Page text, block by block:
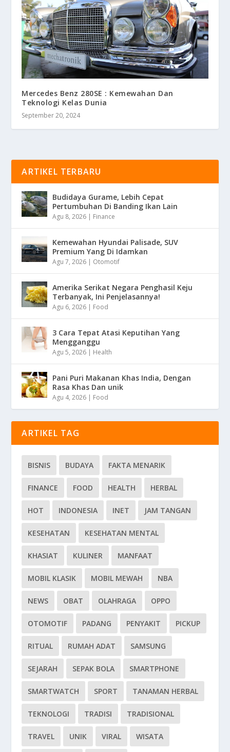
Mercedes Benz 280SE : Kemewahan Dan
Teknologi Kelas Dunia
September 20, 2024
ARTIKEL TERBARU
Budidaya Gurame, Lebih Cepat
Pertumbuhan Di Banding Ikan Lain
Agu 8, 2026 | Finance
Kemewahan Hyundai Palisade, SUV
Premium Yang Di Idamkan
Agu 7, 2026 | Otomotif
Amerika Serikat Negara Penghasil Keju
Terbanyak, Ini Penjelasannya!
Agu 6, 2026 | Food
3 Cara Tepat Atasi Keputihan Yang
Mengganggu
Agu 5, 2026 | Health
Pani Puri Makanan Khas India, Dengan
Rasa Khas Dan unik
Agu 4, 2026 | Food
ARTIKEL TAG
BISNIS BUDAYA FAKTA MENARIK
FINANCE FOOD HEALTH HERBAL
HOT INDONESIA INET JAM TANGAN
KESEHATAN KESEHATAN MENTAL
KHASIAT KULINER MANFAAT
MOBIL KLASIK MOBIL MEWAH NBA
NEWS OBAT OLAHRAGA OPPO
OTOMOTIF PADANG PENYAKIT PICKUP
RITUAL RUMAH ADAT SAMSUNG
SEJARAH SEPAK BOLA SMARTPHONE
SMARTWATCH SPORT TANAMAN HERBAL
TEKNOLOGI TRADISI TRADISIONAL
TRAVEL UNIK VIRAL WISATA